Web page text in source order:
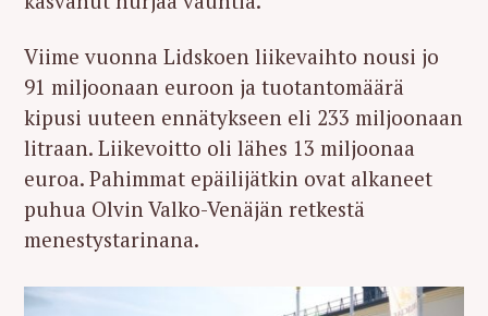
Viime vuonna Lidskoen liikevaihto nousi jo
91 miljoonaan euroon ja tuotantomäärä
kipusi uuteen ennätykseen eli 233 miljoonaan
litraan. Liikevoitto oli lähes 13 miljoonaa
euroa. Pahimmat epäilijätkin ovat alkaneet
puhua Olvin Valko-Venäjän retkestä
menestystarinana.